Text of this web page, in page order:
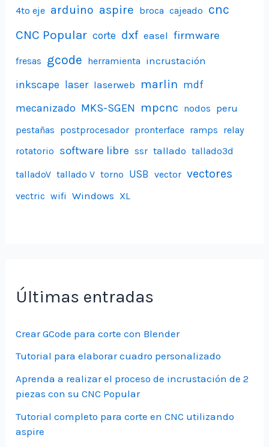
4to eje arduino aspire broca cajeado cnc
CNC Popular corte dxf easel firmware
fresas gcode herramienta incrustación
inkscape laser laserweb marlin mdf
mecanizado MKS-SGEN mpcnc nodos peru
pestañas postprocesador pronterface ramps relay
rotatorio software libre ssr tallado tallado3d
talladoV tallado V torno USB vector vectores
vectric wifi Windows XL
Últimas entradas
Crear GCode para corte con Blender
Tutorial para elaborar cuadro personalizado
Aprenda a realizar el proceso de incrustación de 2
piezas con su CNC Popular
Tutorial completo para corte en CNC utilizando
aspire